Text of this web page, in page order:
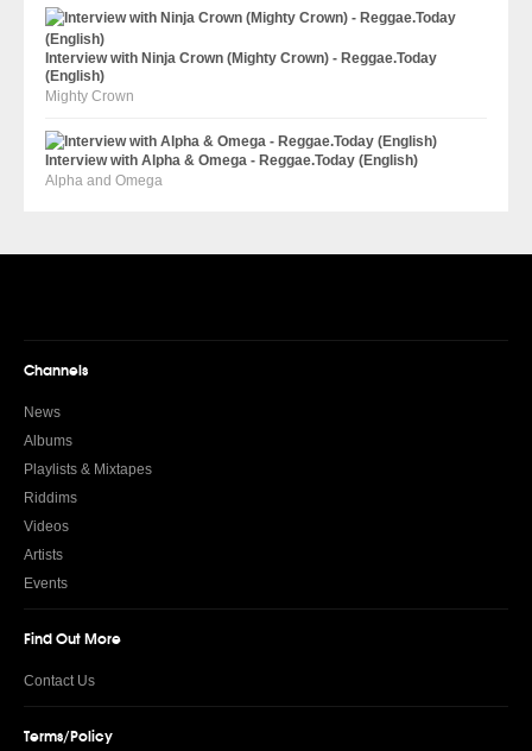
Interview with Ninja Crown (Mighty Crown) - Reggae.Today
(English)
Mighty Crown
Interview with Alpha & Omega - Reggae.Today (English)
Alpha and Omega
Channels
News
Albums
Playlists & Mixtapes
Riddims
Videos
Artists
Events
Find Out More
Contact Us
Terms/Policy